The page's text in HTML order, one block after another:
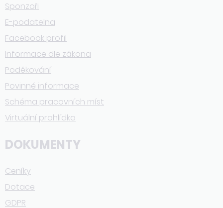
Sponzoři
E-podatelna
Facebook profil
Informace dle zákona
Poděkování
Povinné informace
Schéma pracovních míst
Virtuální prohlídka
DOKUMENTY
Ceníky
Dotace
GDPR